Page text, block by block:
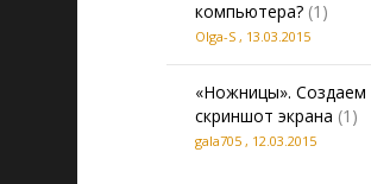
компьютера? (1)
Olga-S , 13.03.2015
«Ножницы». Создаем
скриншот экрана (1)
gala705 , 12.03.2015